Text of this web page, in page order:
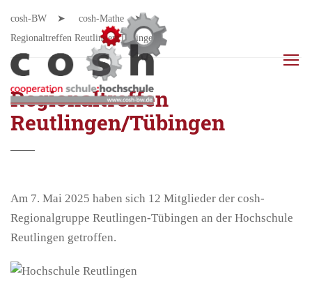
cosh-BW
cosh-Mathe
Regionaltreffen Reutlingen/Tübingen
Regionaltreffen
Reutlingen/Tübingen
Am 7. Mai 2025 haben sich 12 Mitglieder der cosh-
Regionalgruppe Reutlingen-Tübingen an der Hochschule
Reutlingen getroffen.